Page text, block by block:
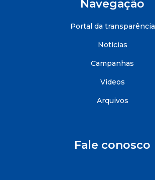
Navegação
Portal da transparência
Notícias
Campanhas
Videos
Arquivos
Fale conosco